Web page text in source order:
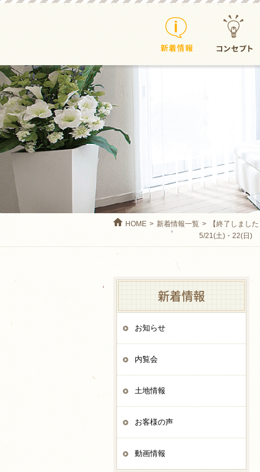
HOME 新着情報一覧
【終了しまし
5/21(土)・22(日)
新着情報
お知らせ
内覧会
土地情報
お客様の声
動画情報